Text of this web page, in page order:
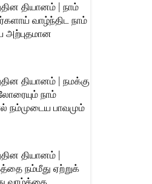
தியானம் | நாம்
வாழ்ந்திட நாம்
அற்புதமான
தியானம் | நமக்கு
நாம்
நம்முடைய பாவமும்
தியானம் |
நம்மீது ஏற்றுக்
வாழ்க்கை